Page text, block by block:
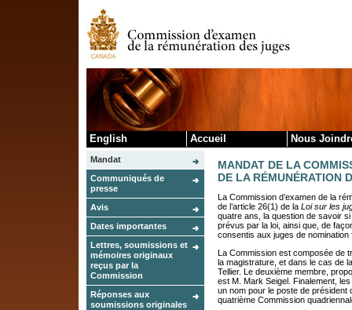
English Accueil Nous
Mandat
Communiqués de
presse
Avis
Dates importantes
Lettres, soumissions et
mémoires originaux
reçus par la
Commission
Réponses aux
soumissions originales
MANDAT DE LA
DE LA RÉMUNÉRATION
La Commission d’examen de la
de l’article 26(1) de la Loi sur les
quatre ans, la question de savoir
prévus par la loi, ainsi que, de
consentis aux juges de
La Commission est composée de
la magistrature, et dans le cas de
Tellier. Le deuxième membre,
est M. Mark Seigel. Finalement,
un nom pour le poste de président
quatrième Commission